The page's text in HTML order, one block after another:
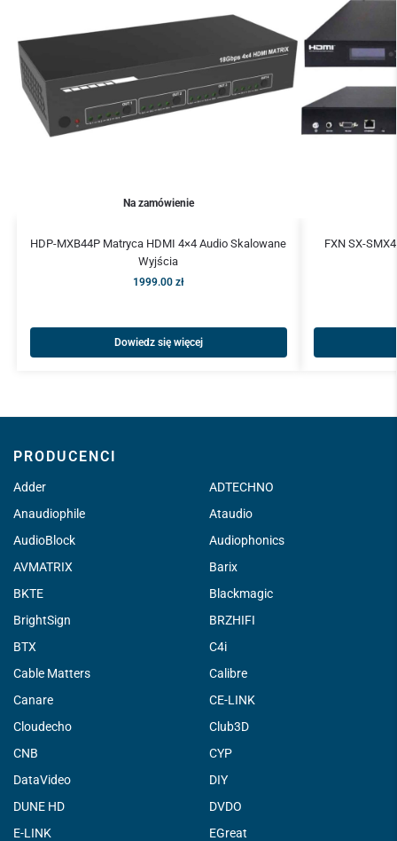
Na zamówienie
HDP-MXB44P Matryca HDMI 4×4 Audio Skalowane
Wyjścia
1999.00 zł
Dowiedz się więcej
FXN SX-
PRODUCENCI
Adder
ADTECHNO
Anaudiophile
Ataudio
AudioBlock
Audiophonics
AVMATRIX
Barix
BKTE
Blackmagic
BrightSign
BRZHIFI
BTX
C4i
Cable Matters
Calibre
Canare
CE-LINK
Cloudecho
Club3D
CNB
CYP
DataVideo
DIY
DUNE HD
DVDO
E-LINK
EGreat